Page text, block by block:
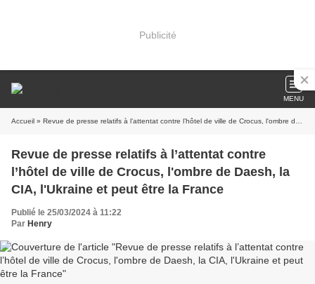
Publicité
MENU
Accueil » Revue de presse relatifs à l’attentat contre l’hôtel de ville de Crocus, l'ombre de Daesh, la CIA, l'Ukraine et peut être la France
Revue de presse relatifs à l’attentat contre
l’hôtel de ville de Crocus, l'ombre de Daesh, la
CIA, l'Ukraine et peut être la France
Publié le 25/03/2024 à 11:22
Par Henry